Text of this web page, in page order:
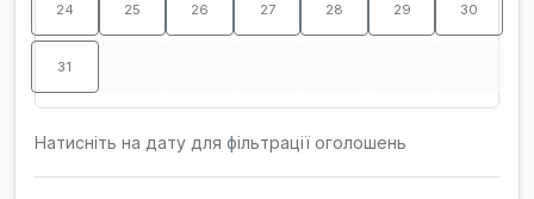
24 25 26 27 28 29 30
31
Натисніть на дату для фільтрації оголошень